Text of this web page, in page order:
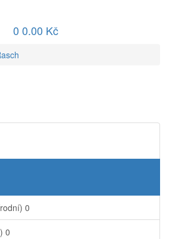
0 0.00 Kč
0
0